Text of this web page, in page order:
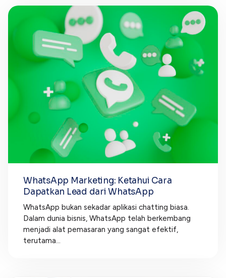
WhatsApp Marketing: Ketahui Cara
Dapatkan Lead dari WhatsApp
WhatsApp bukan sekadar aplikasi chatting biasa.
Dalam dunia bisnis, WhatsApp telah berkembang
menjadi alat pemasaran yang sangat efektif,
terutama...